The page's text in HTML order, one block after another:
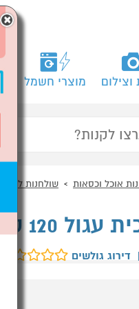
מוצרי חשמל
אוכל וכסאות שולחנות
כרום ונציה
| דירוג גולשים
×